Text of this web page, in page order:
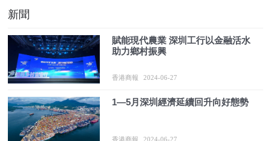
新聞
賦能現代農業 深圳工行以金融活水
助力鄉村振興
香港商報 2024-06-27
1—5月深圳經濟延續回升向好態勢
香港商報 2024-06-27